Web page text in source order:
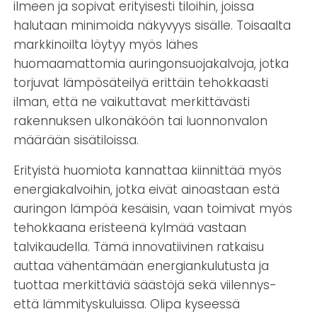
ilmeen ja sopivat erityisesti tiloihin, joissa
halutaan minimoida näkyvyys sisälle. Toisaalta
markkinoilta löytyy myös lähes
huomaamattomia auringonsuojakalvoja, jotka
torjuvat lämpösäteilyä erittäin tehokkaasti
ilman, että ne vaikuttavat merkittävästi
rakennuksen ulkonäköön tai luonnonvalon
määrään sisätiloissa.
Erityistä huomiota kannattaa kiinnittää myös
energiakalvoihin, jotka eivät ainoastaan estä
auringon lämpöä kesäisin, vaan toimivat myös
tehokkaana eristeenä kylmää vastaan
talvikaudella. Tämä innovatiivinen ratkaisu
auttaa vähentämään energiankulutusta ja
tuottaa merkittäviä säästöjä sekä viilennys-
että lämmityskuluissa. Olipa kyseessä